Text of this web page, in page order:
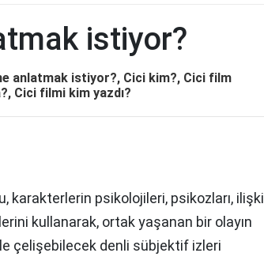
istiyor?
anlatmak istiyor?, Cici kim?, Cici film
Cici filmi kim yazdı?
karakterlerin psikolojileri, psikozları, ilişki
kullanarak, ortak yaşanan bir olayın
çelişebilecek denli sübjektif izleri